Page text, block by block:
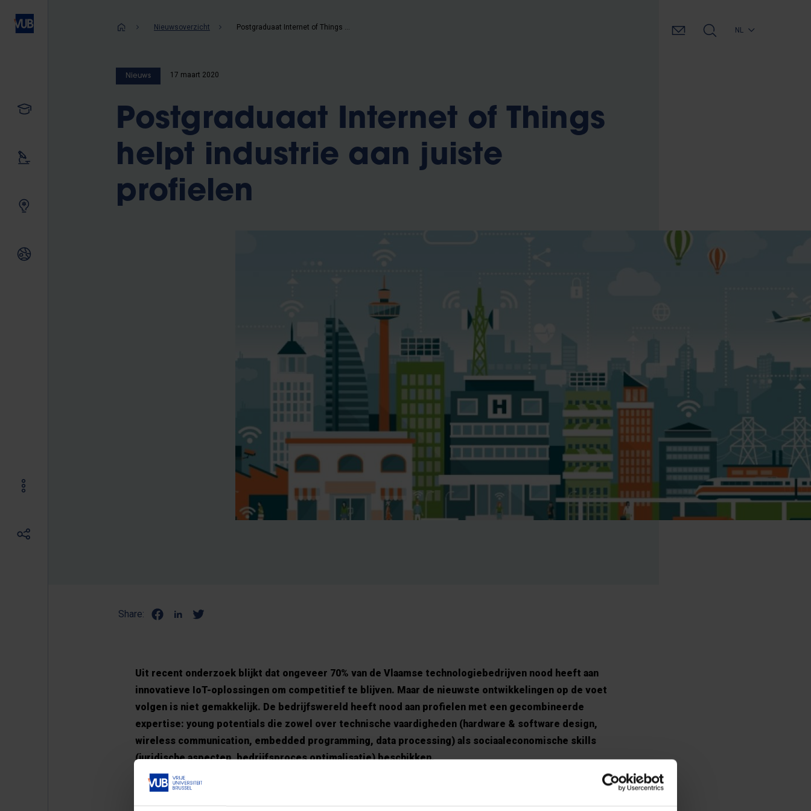
Ons onderzoek
Samen innoveren
Kruimelpad
Nieuwsoverzicht NL
Nieuws 17 maart 2020
Postgraduaat Internet of Things
helpt industrie aan juiste
profielen
Share:
Uit recent onderzoek blijkt dat ongeveer 70% van de Vlaamse technologiebedrijven nood heeft aan
innovatieve IoT-oplossingen om competitief te blijven. Maar de nieuwste ontwikkelingen op de voet
volgen is niet gemakkelijk. De bedrijfswereld heeft nood aan profielen met een gecombineerde
expertise: young potentials die zowel over technische vaardigheden (hardware & software design,
wireless communication, embedded programming, data processing) als sociaaleconomische skills
(juridische aspecten, bedrijfsproces optimalisatie) beschikken.
De nieuwe opleiding speelt in op de vragen van de industrie. “Het unieke interuniversitaire
postgraduaat Internet of Things krijgt vorm in partnerschap tussen de Universiteit Antwerpen, de